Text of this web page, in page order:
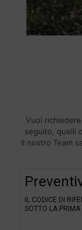
Vuoi
seguito, quelli
Il nostro Team
IL CODICE DI
SOTTO LA PRIMA